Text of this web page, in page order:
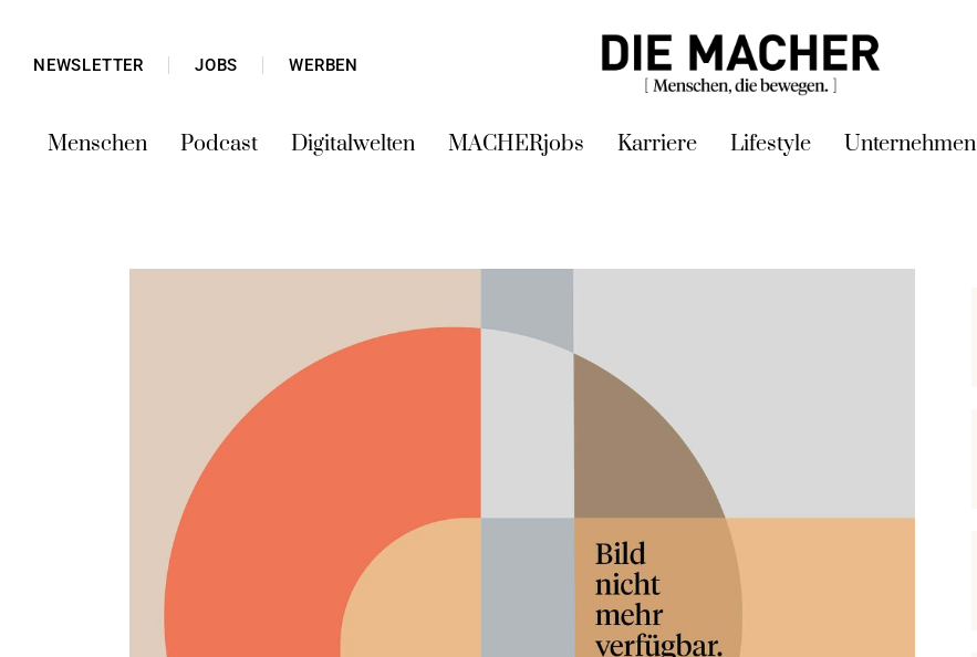
NEWSLETTER JOBS WERBEN
Menschen Podcast Digitalwelten MACHERjobs Karriere Lifestyle Unternehmen